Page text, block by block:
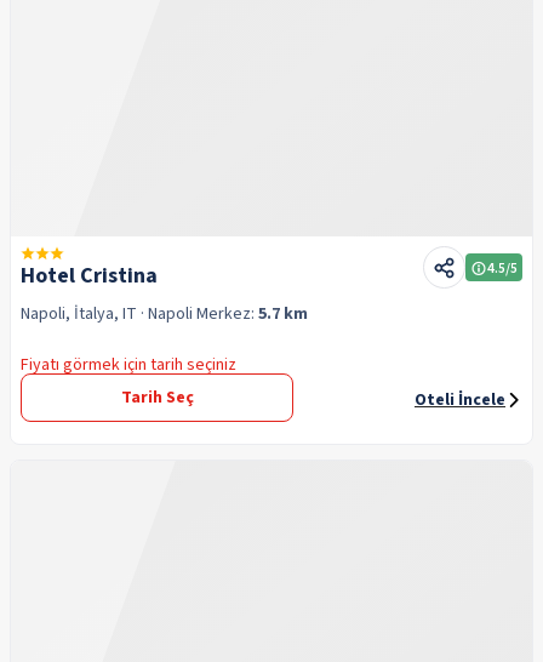
Hotel Cristina 4.5/5
Napoli, İtalya, IT · Napoli Merkez: 5.7 km
Fiyatı görmek için tarih seçiniz
Tarih Seç
Oteli İncele